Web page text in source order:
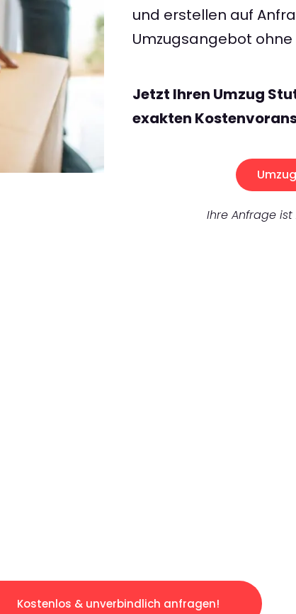
und erstellen auf
Umzugsangebot
Jetzt Ihren Umzug
exakten
Ihre Anfrage ist
Kostenlos & unverbindlich anfragen!